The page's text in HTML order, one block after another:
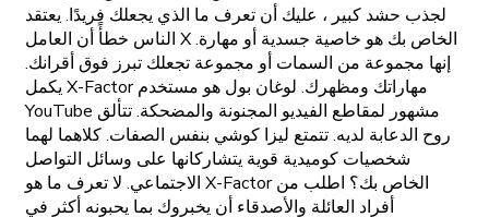
لجذب حشد كبير ، عليك أن تعرف ما الذي يجعلك فريدًا. يعتقد
الناس خطأً أن العامل X الخاص بك هو خاصية جسدية أو مهارة.
إنها مجموعة من السمات أو مجموعة تجعلك تبرز فوق أقرانك.
يكمل X-Factor مهاراتك ومظهرك. لوغان بول هو مستخدم
YouTube مشهور لمقاطع الفيديو المجنونة والمضحكة. تتألق
روح الدعابة لديه. تتمتع ليزا كوشي بنفس الصفات. كلاهما لهما
شخصيات كوميدية قوية يتشاركانها على وسائل التواصل
الاجتماعي. لا تعرف ما هو X-Factor الخاص بك؟ اطلب من
أفراد العائلة والأصدقاء أن يخبروك بما يحبونه أكثر في